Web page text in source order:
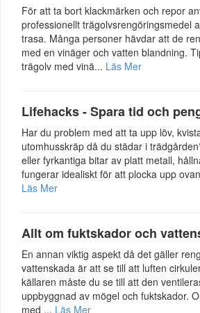
För att ta bort klackmärken och repor
professionellt trägolvsrengöringsmedel
trasa. Många personer hävdar att de
med en vinäger och vatten blandning.
trägolv med vinä... Läs Mer
Lifehacks - Spara tid och
Har du problem med att ta upp löv,
utomhusskräp då du städar i
eller fyrkantiga bitar av platt metall,
fungerar idealiskt för att plocka upp
Läs Mer
Allt om fuktskador och
En annan viktig aspekt då det gäller
vattenskada är att se till att luften
källaren måste du se till att den
uppbyggnad av mögel och fuktskador.
med ... Läs Mer